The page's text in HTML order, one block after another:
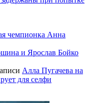
чемпионка Анна
и Ярослав Бойко
Алла Пугачева на
для селфи